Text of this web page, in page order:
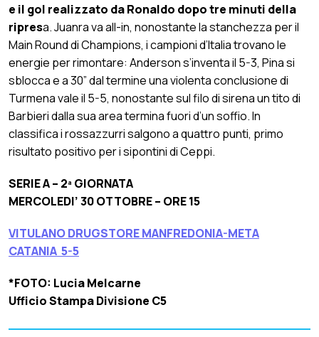
e il gol realizzato da Ronaldo dopo tre minuti della
ripresa. Juanra va all-in, nonostante la stanchezza per il
Main Round di Champions, i campioni d’Italia trovano le
energie per rimontare: Anderson s’inventa il 5-3, Pina si
sblocca e a 30” dal termine una violenta conclusione di
Turmena vale il 5-5, nonostante sul filo di sirena un tito di
Barbieri dalla sua area termina fuori d’un soffio. In
classifica i rossazzurri salgono a quattro punti, primo
risultato positivo per i sipontini di Ceppi.
SERIE A – 2ª GIORNATA
MERCOLEDI’ 30 OTTOBRE – ORE 15
VITULANO DRUGSTORE MANFREDONIA-META
CATANIA 5-5
*FOTO: Lucia Melcarne
Ufficio Stampa Divisione C5